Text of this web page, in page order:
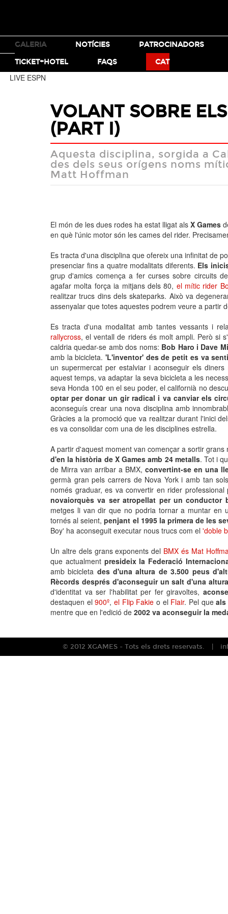
TICKETS
GALERIA NOTÍCIES
PATROCINADORS
TICKET+HOTEL
FAQS CAT
MOTO X
LIVE ESPN
VOLANT SOBRE
(PART I)
Aquesta disciplina, sorgida a
des dels seus orígens noms
Matt Hoffman
El món de les dues rodes ha estat lligat als X Games
en què l'únic motor són les cames del rider.
Es tracta d'una disciplina que ofereix una infinitat de
presenciar fins a quatre modalitats diferents. Els
grup d'amics comença a fer curses sobre circuits
agafar molta força ia mitjans dels 80, el mític rider
realitzar trucs dins dels skateparks. Això va
assenyalar que totes aquestes podrem veure a partir
Es tracta d'una modalitat amb tantes vessants i
rallycross, el ventall de riders és molt ampli. Però si
caldria quedar-se amb dos noms: Bob Haro i Dave
amb la bicicleta. 'L'inventor' des de petit es va
un supermercat per estalviar i aconseguir els
aquest temps, va adaptar la seva bicicleta a les
seva Honda 100 en el seu poder, el californià no
optar per donar un gir radical i va canviar els
aconseguís crear una nova disciplina amb
Gràcies a la promoció que va realitzar durant l'inici
es va consolidar com una de les disciplines estrella.
A partir d'aquest moment van començar a sortir
d'en la història de X Games amb 24 metalls. Tot i
de Mirra van arribar a BMX, convertint-se en una
germà gran pels carrers de Nova York i amb tan
només graduar, es va convertir en rider
novaiorquès va ser atropellat per un conductor
metges li van dir que no podria tornar a muntar en
tornés al seient,penjant el 1995 la primera de les
Boy' ha aconseguit executar nous trucs com el 'doble
Un altre dels grans exponents del BMX és Mat
que actualment presideix la Federació
amb bicicleta des d'una altura de 3.500 peus
Rècords després d'aconseguir un salt d'una
d'identitat va ser l'habilitat per fer giravoltes,
destaquen el900º,el Flip Fakie o el Flair. Pel queals
mentre que en l'edició de 2002 va aconseguir la
© 2012 XGAMES - Tots els drets reservats.